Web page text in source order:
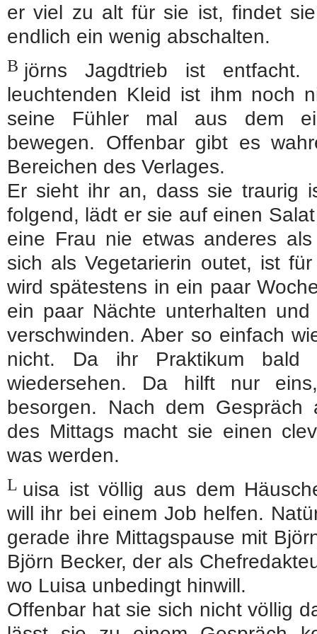
er viel zu alt für sie ist, findet
endlich ein wenig abschalten.
B jörns Jagdtrieb ist
leuchtenden Kleid ist ihm noch
seine Fühler mal aus dem
bewegen. Offenbar gibt es
Bereichen des Verlages.
Er sieht ihr an, dass sie traurig
folgend, lädt er sie auf einen
eine Frau nie etwas anderes
sich als Vegetarierin outet, ist
wird spätestens in ein paar
ein paar Nächte unterhalten
verschwinden. Aber so einfach
nicht. Da ihr Praktikum
wiedersehen. Da hilft nur
besorgen. Nach dem
des Mittags macht sie einen
was werden.
L uisa ist völlig aus dem
will ihr bei einem Job helfen.
gerade ihre Mittagspause mit
Björn Becker, der als
wo Luisa unbedingt hinwill.
Offenbar hat sie sich nicht völlig